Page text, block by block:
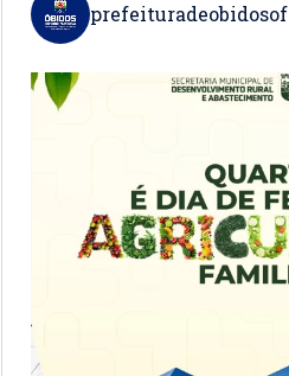
prefeituradeobidosof